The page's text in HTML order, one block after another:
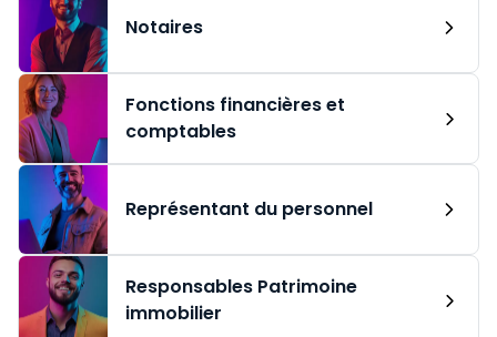
Notaires
Fonctions financières et
comptables
Représentant du personnel
Responsables Patrimoine
immobilier